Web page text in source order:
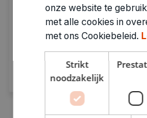
Spaar bij punten bij
punten = prijzen
Ontdek
onze website te
met alle cookies in
met ons Cookiebeleid.
Strikt
noodzakelijk